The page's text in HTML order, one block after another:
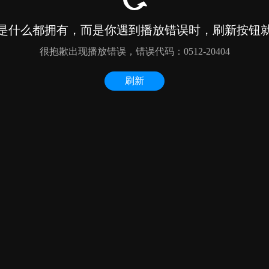
什么都拥有，而是你遇到播放错误时，刷新按钮
很抱歉出现播放错误，错误代码：0512-20404
刷新